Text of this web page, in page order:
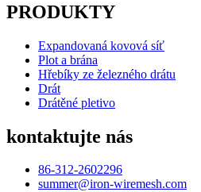
PRODUKTY
Expandovaná kovová síť
Plot a brána
Hřebíky ze železného drátu
Drát
Drátěné pletivo
kontaktujte nás
86-312-2602296
summer@iron-wiremesh.com